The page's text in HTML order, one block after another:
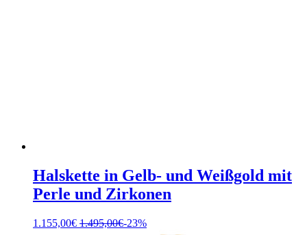
Halskette in Gelb- und Weißgold mit
Perle und Zirkonen
1.155,00€ 1.495,00€-23%